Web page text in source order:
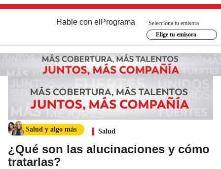
Hable con el Programa
Selecciona tu emisora
Elige tu emisora
Salud y algo más Salud
¿Qué son las alucinaciones y cómo
tratarlas?